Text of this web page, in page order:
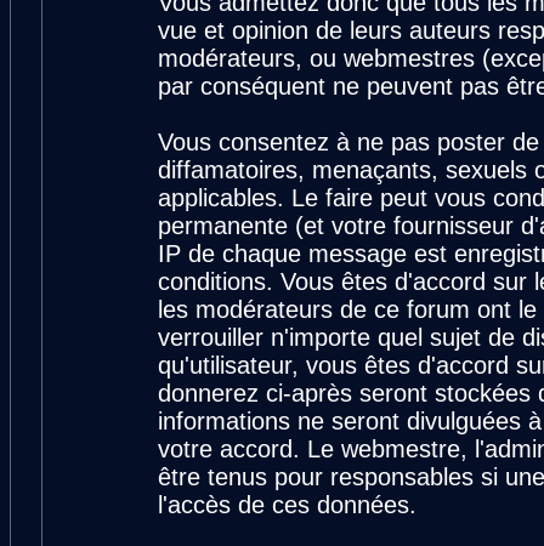
vue et opinion de leurs auteurs
modérateurs, ou webmestres
par conséquent ne peuvent pas
Vous consentez à ne pas poster
diffamatoires, menaçants, sexuels
applicables. Le faire peut vous
permanente (et votre fournisseur
IP de chaque message est
conditions. Vous êtes d'accord sur
les modérateurs de ce forum ont
verrouiller n'importe quel sujet de
qu'utilisateur, vous êtes d'accord
donnerez ci-après seront stockées
informations ne seront divulguées
votre accord. Le webmestre,
être tenus pour responsables si
l'accès de ces données.